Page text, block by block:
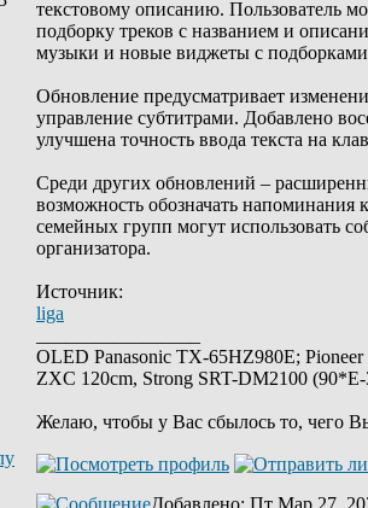
текстовому описанию. Пользователь
подборку треков с названием и
музыки и новые виджеты с
Обновление предусматривает
управление субтитрами. Добавлено
улучшена точность ввода текста на
Среди других обновлений –
возможность обозначать напоминания
семейных групп могут использовать
организатора.
Источник:
liga
OLED Panasonic TX-65HZ980E;
ZXC 120cm, Strong SRT-DM2100
Желаю, чтобы у Вас сбылось то, чего
Добавлено: Пт Мар 27,